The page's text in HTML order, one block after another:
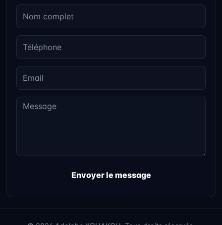
Envoyer le message